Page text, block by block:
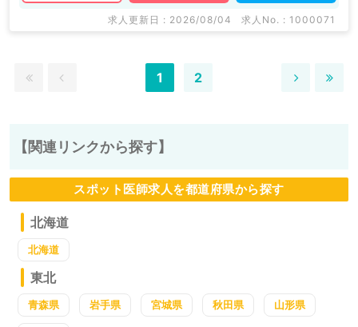
求人更新日 : 2026/08/04 求人No. : 1000071
1 2
【関連リンクから探す】
スポット医師求人を都道府県から探す
北海道
北海道
東北
青森県 岩手県 宮城県 秋田県 山形県